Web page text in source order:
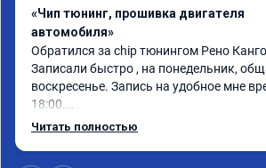
«Чип тюнинг, прошивка двигателя
автомобиля»
Обратился за chip тюнингом Рено
Записали быстро , на понедельник,
воскресенье. Запись на удобное мне
18:00.
Работу выполнили за 30 минут,
Читать полностью